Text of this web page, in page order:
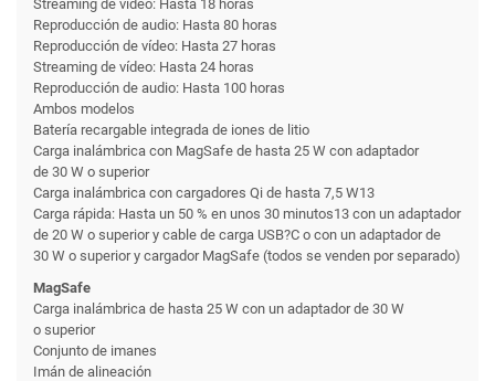
Streaming de vídeo: Hasta 18 horas
Reproducción de audio: Hasta 80 horas
Reproducción de vídeo: Hasta 27 horas
Streaming de vídeo: Hasta 24 horas
Reproducción de audio: Hasta 100 horas
Ambos modelos
Batería recargable integrada de iones de litio
Carga inalámbrica con MagSafe de hasta 25 W con adaptador
de 30 W o superior
Carga inalámbrica con cargadores Qi de hasta 7,5 W13
Carga rápida: Hasta un 50 % en unos 30 minutos13 con un adaptador
de 20 W o superior y cable de carga USB?C o con un adaptador de
30 W o superior y cargador MagSafe (todos se venden por separado)
MagSafe
Carga inalámbrica de hasta 25 W con un adaptador de 30 W
o superior
Conjunto de imanes
Imán de alineación